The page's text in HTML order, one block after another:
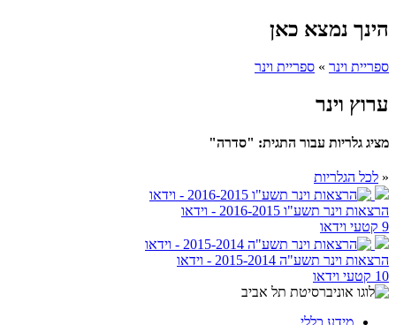
הינך נמצא כאן
ספריית וינר » ספריית וינר
ערוץ וינר
מציג גלריות עבור התגית: "סדרה"
« לכל הגלריות
הרצאות וינר תשע"ו 2016-2015 - וידאו
9 קטעי וידאו
הרצאות וינר תשע"ה 2015-2014 - וידאו
10 קטעי וידאו